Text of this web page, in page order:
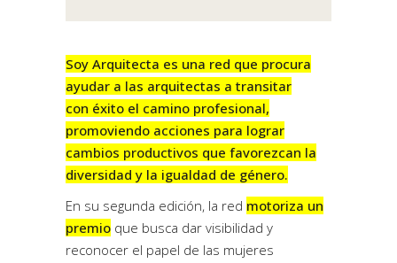
Soy Arquitecta es una red que procura
ayudar a las arquitectas a transitar
con éxito el camino profesional,
promoviendo acciones para lograr
cambios productivos que favorezcan la
diversidad y la igualdad de género.
En su segunda edición, la red motoriza un
premio que busca dar visibilidad y
reconocer el papel de las mujeres